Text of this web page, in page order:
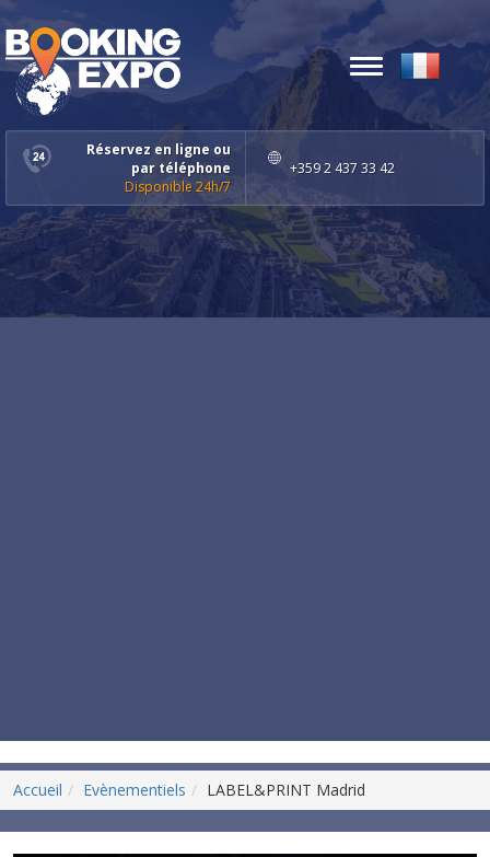
Réservez en ligne ou
par téléphone
Disponible 24h/7
+359 2 437 33 42
Toggle
navigation
Accueil Evènementiels LABEL&PRINT Madrid